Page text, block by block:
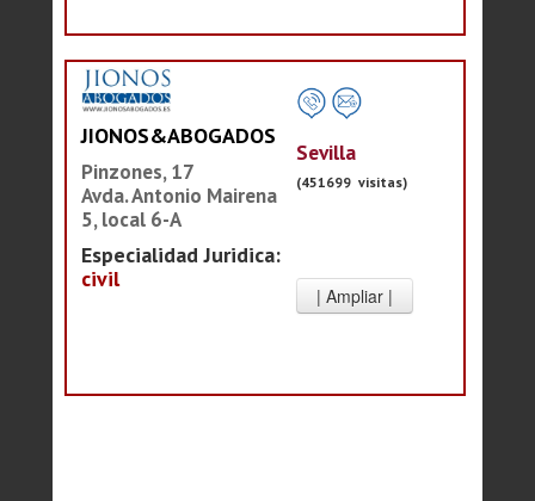
JIONOS&ABOGADOS
Pinzones, 17
Avda. Antonio Mairena
5, local 6-A
Especialidad Juridica:
civil
Sevilla
(451699 visitas)